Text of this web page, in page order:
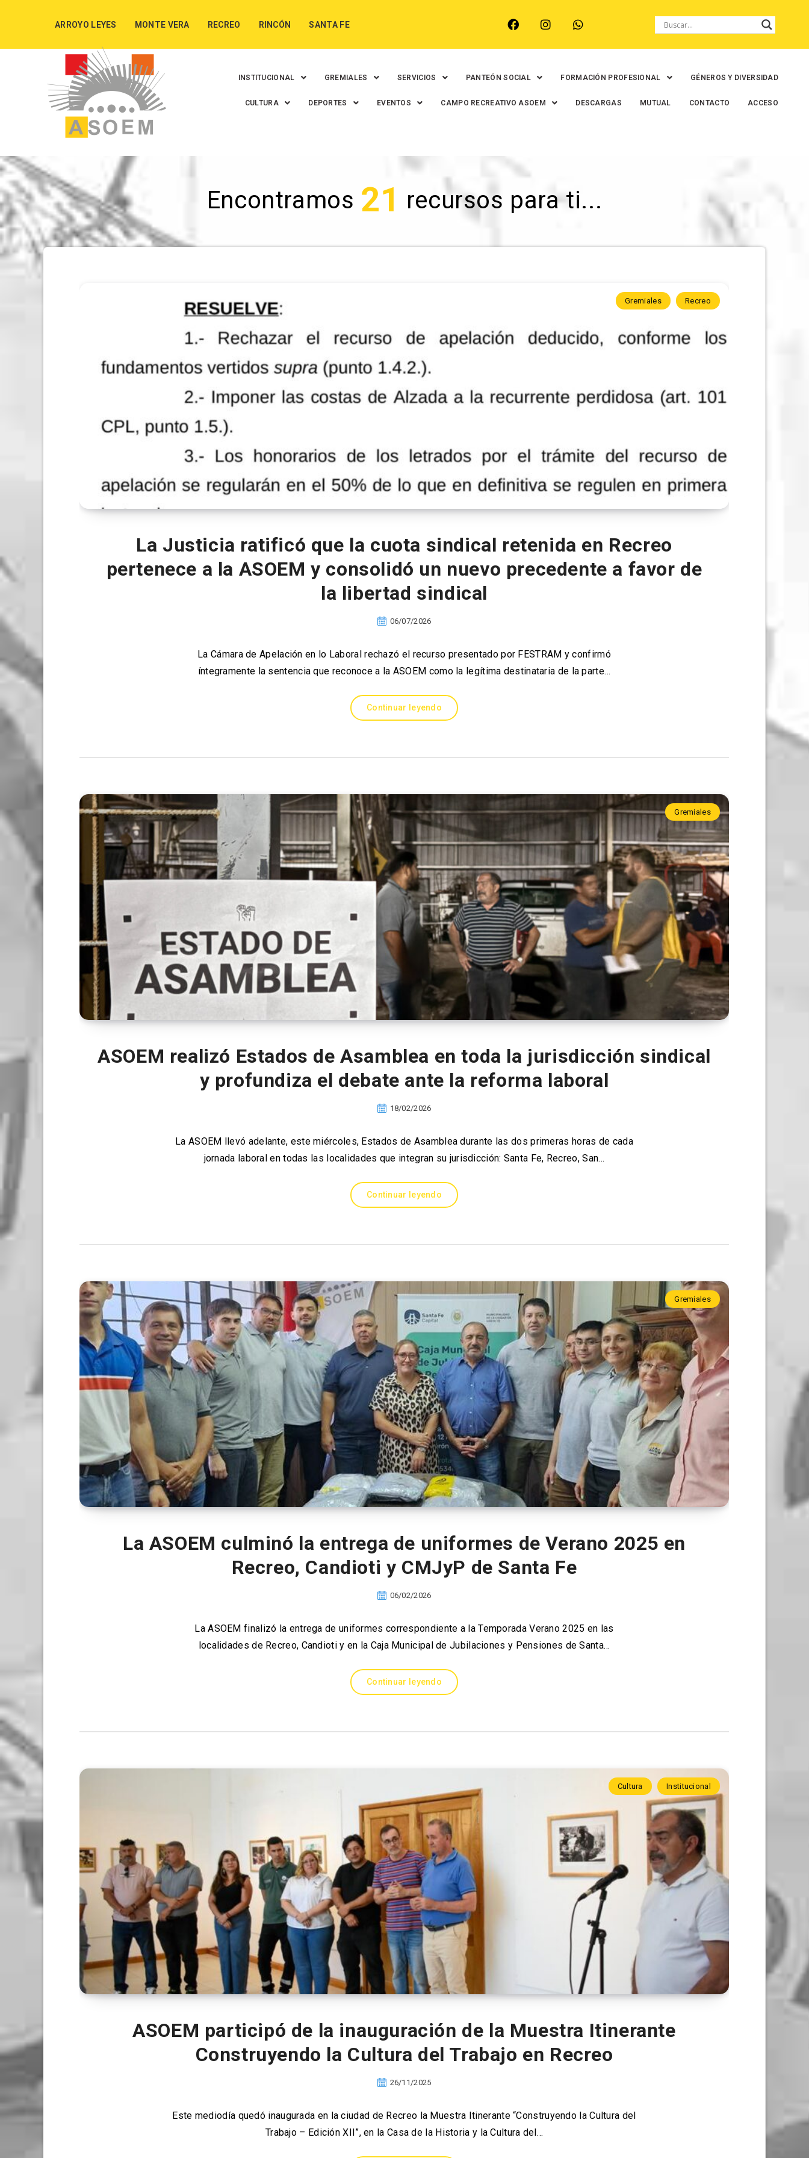
ARROYO LEYES MONTE VERA RECREO RINCÓN SANTA FE
INSTITUCIONAL GREMIALES SERVICIOS PANTEÓN SOCIAL FORMACIÓN PROFESIONAL GÉNEROS Y DIVERSIDAD
CULTURA DEPORTES EVENTOS CAMPO RECREATIVO ASOEM DESCARGAS MUTUAL CONTACTO ACCESO
Encontramos 21 recursos para ti...
Gremiales Recreo
La Justicia ratificó que la cuota sindical retenida en Recreo
pertenece a la ASOEM y consolidó un nuevo precedente a favor de
la libertad sindical
06/07/2026
La Cámara de Apelación en lo Laboral rechazó el recurso presentado por FESTRAM y confirmó
íntegramente la sentencia que reconoce a la ASOEM como la legítima destinataria de la parte…
Continuar leyendo
Gremiales
ASOEM realizó Estados de Asamblea en toda la jurisdicción sindical
y profundiza el debate ante la reforma laboral
18/02/2026
La ASOEM llevó adelante, este miércoles, Estados de Asamblea durante las dos primeras horas de cada
jornada laboral en todas las localidades que integran su jurisdicción: Santa Fe, Recreo, San…
Continuar leyendo
Gremiales
La ASOEM culminó la entrega de uniformes de Verano 2025 en
Recreo, Candioti y CMJyP de Santa Fe
06/02/2026
La ASOEM finalizó la entrega de uniformes correspondiente a la Temporada Verano 2025 en las
localidades de Recreo, Candioti y en la Caja Municipal de Jubilaciones y Pensiones de Santa…
Continuar leyendo
Cultura Institucional
ASOEM participó de la inauguración de la Muestra Itinerante
Construyendo la Cultura del Trabajo en Recreo
26/11/2025
Este mediodía quedó inaugurada en la ciudad de Recreo la Muestra Itinerante “Construyendo la Cultura del
Trabajo – Edición XII”, en la Casa de la Historia y la Cultura del…